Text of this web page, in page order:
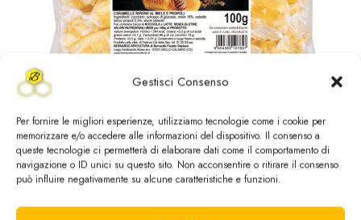
Gestisci Consenso
Per fornire le migliori esperienze, utilizziamo tecnologie come i cookie per
memorizzare e/o accedere alle informazioni del dispositivo. Il consenso a
queste tecnologie ci permetterà di elaborare dati come il comportamento di
navigazione o ID unici su questo sito. Non acconsentire o ritirare il consenso
può influire negativamente su alcune caratteristiche e funzioni.
Caramelle Ripiene al Miele e Propoli –